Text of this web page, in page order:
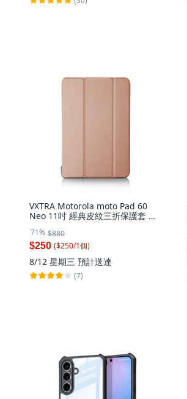
VXTRA Motorola moto Pad 60
Neo 11吋 經典皮紋三折保護套 平
71% $880
$250 ($250/1個)
8/12 星期三 預計送達
(7)